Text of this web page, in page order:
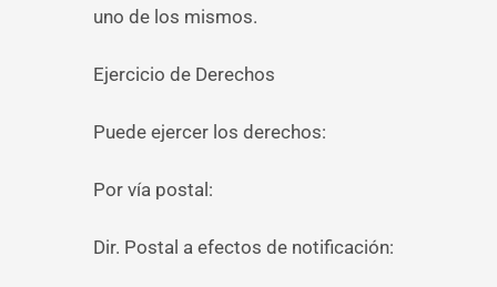
uno de los mismos.
Ejercicio de Derechos
Puede ejercer los derechos:
Por vía postal:
Dir. Postal a efectos de notificación: